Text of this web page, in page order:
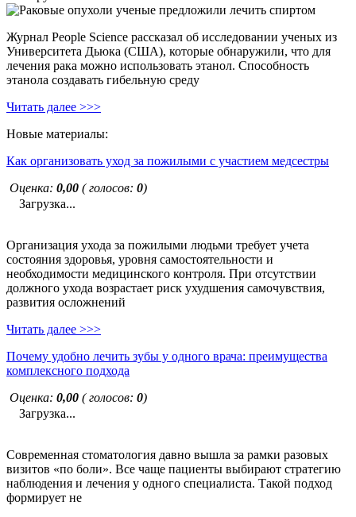
Журнал People Science рассказал об исследовании ученых из
Университета Дьюка (США), которые обнаружили, что для
лечения рака можно использовать этанол. Способность
этанола создавать гибельную среду
Читать далее >>>
Новые материалы:
Как организовать уход за пожилыми с участием медсестры
Оценка: 0,00 ( голосов: 0)
Загрузка...
Организация ухода за пожилыми людьми требует учета
состояния здоровья, уровня самостоятельности и
необходимости медицинского контроля. При отсутствии
должного ухода возрастает риск ухудшения самочувствия,
развития осложнений
Читать далее >>>
Почему удобно лечить зубы у одного врача: преимущества
комплексного подхода
Оценка: 0,00 ( голосов: 0)
Загрузка...
Современная стоматология давно вышла за рамки разовых
визитов «по боли». Все чаще пациенты выбирают стратегию
наблюдения и лечения у одного специалиста. Такой подход
формирует не